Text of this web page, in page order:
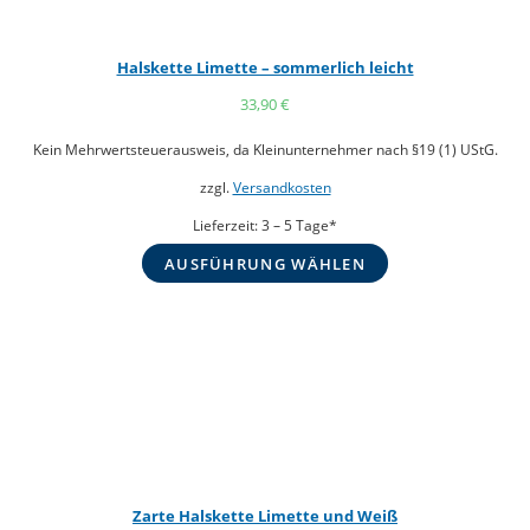
Halskette Limette – sommerlich leicht
33,90€
Kein Mehrwertsteuerausweis, da Kleinunternehmer nach §19 (1) UStG.
zzgl. Versandkosten
Lieferzeit: 3 – 5 Tage*
AUSFÜHRUNG WÄHLEN
Zarte Halskette Limette und Weiß